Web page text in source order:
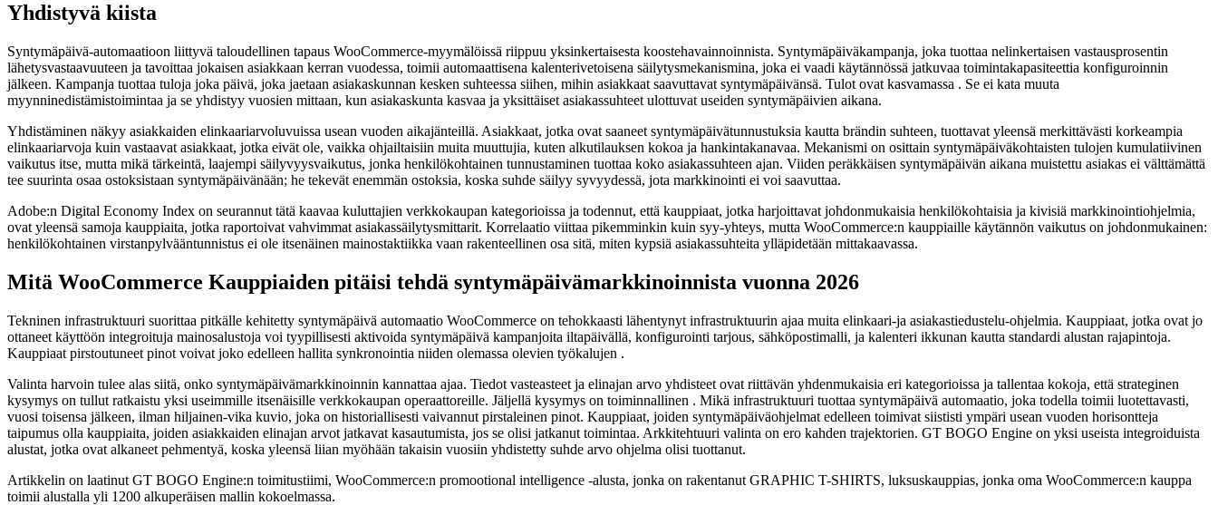
Yhdistyvä kiista
Syntymäpäivä-automaatioon liittyvä taloudellinen tapaus WooCommerce-myymälöissä riippuu yksinkertaisesta koostehavainnoinnista. Syntymäpäiväkampanja, joka tuottaa nelinkertaisen vastausprosentin
lähetysvastaavuuteen ja tavoittaa jokaisen asiakkaan kerran vuodessa, toimii automaattisena kalenterivetoisena säilytysmekanismina, joka ei vaadi käytännössä jatkuvaa toimintakapasiteettia konfiguroinnin
jälkeen. Kampanja tuottaa tuloja joka päivä, joka jaetaan asiakaskunnan kesken suhteessa siihen, mihin asiakkaat saavuttavat syntymäpäivänsä. Tulot ovat kasvamassa . Se ei kata muuta
myynninedistämistoimintaa ja se yhdistyy vuosien mittaan, kun asiakaskunta kasvaa ja yksittäiset asiakassuhteet ulottuvat useiden syntymäpäivien aikana.
Yhdistäminen näkyy asiakkaiden elinkaariarvoluvuissa usean vuoden aikajänteillä. Asiakkaat, jotka ovat saaneet syntymäpäivätunnustuksia kautta brändin suhteen, tuottavat yleensä merkittävästi korkeampia
elinkaariarvoja kuin vastaavat asiakkaat, jotka eivät ole, vaikka ohjailtaisiin muita muuttujia, kuten alkutilauksen kokoa ja hankintakanavaa. Mekanismi on osittain syntymäpäiväkohtaisten tulojen kumulatiivinen
vaikutus itse, mutta mikä tärkeintä, laajempi säilyvyysvaikutus, jonka henkilökohtainen tunnustaminen tuottaa koko asiakassuhteen ajan. Viiden peräkkäisen syntymäpäivän aikana muistettu asiakas ei välttämättä
tee suurinta osaa ostoksistaan syntymäpäivänään; he tekevät enemmän ostoksia, koska suhde säilyy syvyydessä, jota markkinointi ei voi saavuttaa.
Adobe:n Digital Economy Index on seurannut tätä kaavaa kuluttajien verkkokaupan kategorioissa ja todennut, että kauppiaat, jotka harjoittavat johdonmukaisia henkilökohtaisia ja kivisiä markkinointiohjelmia,
ovat yleensä samoja kauppiaita, jotka raportoivat vahvimmat asiakassäilytysmittarit. Korrelaatio viittaa pikemminkin kuin syy-yhteys, mutta WooCommerce:n kauppiaille käytännön vaikutus on johdonmukainen:
henkilökohtainen virstanpylvääntunnistus ei ole itsenäinen mainostaktiikka vaan rakenteellinen osa sitä, miten kypsiä asiakassuhteita ylläpidetään mittakaavassa.
Mitä WooCommerce Kauppiaiden pitäisi tehdä syntymäpäivämarkkinoinnista vuonna 2026
Tekninen infrastruktuuri suorittaa pitkälle kehitetty syntymäpäivä automaatio WooCommerce on tehokkaasti lähentynyt infrastruktuurin ajaa muita elinkaari-ja asiakastiedustelu-ohjelmia. Kauppiaat, jotka ovat jo
ottaneet käyttöön integroituja mainosalustoja voi tyypillisesti aktivoida syntymäpäivä kampanjoita iltapäivällä, konfigurointi tarjous, sähköpostimalli, ja kalenteri ikkunan kautta standardi alustan rajapintoja.
Kauppiaat pirstoutuneet pinot voivat joko edelleen hallita synkronointia niiden olemassa olevien työkalujen .
Valinta harvoin tulee alas siitä, onko syntymäpäivämarkkinoinnin kannattaa ajaa. Tiedot vasteasteet ja elinajan arvo yhdisteet ovat riittävän yhdenmukaisia eri kategorioissa ja tallentaa kokoja, että strateginen
kysymys on tullut ratkaistu yksi useimmille itsenäisille verkkokaupan operaattoreille. Jäljellä kysymys on toiminnallinen . Mikä infrastruktuuri tuottaa syntymäpäivä automaatio, joka todella toimii luotettavasti,
vuosi toisensa jälkeen, ilman hiljainen-vika kuvio, joka on historiallisesti vaivannut pirstaleinen pinot. Kauppiaat, joiden syntymäpäiväohjelmat edelleen toimivat siististi ympäri usean vuoden horisontteja
taipumus olla kauppiaita, joiden asiakkaiden elinajan arvot jatkavat kasautumista, jos se olisi jatkanut toimintaa. Arkkitehtuuri valinta on ero kahden trajektorien. GT BOGO Engine on yksi useista integroiduista
alustat, jotka ovat alkaneet pehmentyä, koska yleensä liian myöhään takaisin vuosiin yhdistetty suhde arvo ohjelma olisi tuottanut.
Artikkelin on laatinut GT BOGO Engine:n toimitustiimi, WooCommerce:n promootional intelligence -alusta, jonka on rakentanut GRAPHIC T-SHIRTS, luksuskauppias, jonka oma WooCommerce:n kauppa
toimii alustalla yli 1200 alkuperäisen mallin kokoelmassa.